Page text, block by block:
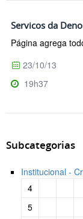
Servicos da
Página agrega
23/10/13
19h37
Subcategorias
Institucional -
4
5